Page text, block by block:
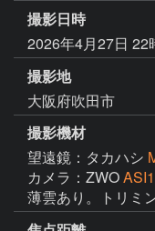
撮影日時
2026年4月27日 22
撮影地
大阪府吹田市
撮影機材
望遠鏡：タカハシ
カメラ：ZWO
薄雲あり。トリミ